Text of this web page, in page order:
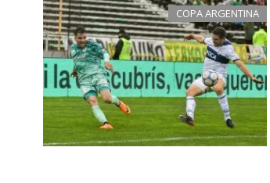
COPA ARGENTINA